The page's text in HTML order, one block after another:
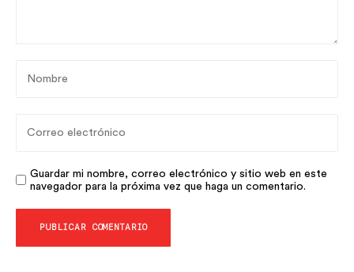
Guardar mi nombre, correo electrónico y sitio web en este
navegador para la próxima vez que haga un comentario.